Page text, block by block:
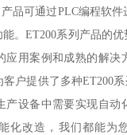
品可通过PLC编程软
。ET200系列产品的
应用案例和成熟的解决
户提供了多种ET200
产设备中需要实现自动
化改造，我们都能为